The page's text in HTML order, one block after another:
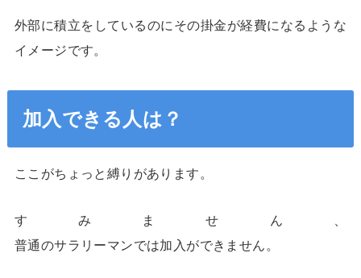
外部に積立をしているのにその掛金が経費になるような
イメージです。
加入できる人は？
ここがちょっと縛りがあります。
すみません、
普通のサラリーマンでは加入ができません。